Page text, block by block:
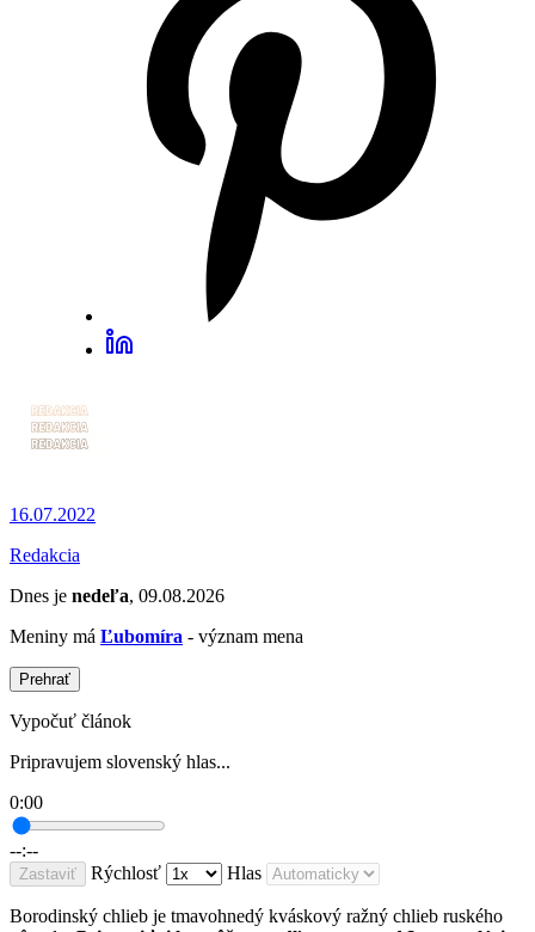
16.07.2022
Redakcia
Dnes je nedeľa, 09.08.2026
Meniny má Ľubomíra - význam mena
Prehrať
Vypočuť článok
Pripravujem slovenský hlas...
0:00
--:--
Zastaviť Rýchlosť Hlas
Borodinský chlieb je tmavohnedý kváskový ražný chlieb ruského